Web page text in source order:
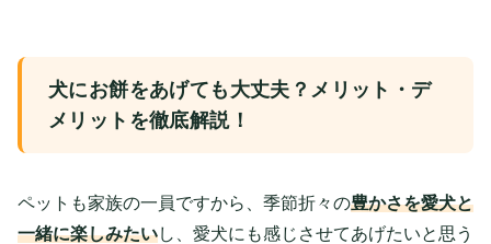
犬にお餅をあげても大丈夫？メリット・デ
メリットを徹底解説！
ペットも家族の一員ですから、季節折々の豊かさを愛犬と
一緒に楽しみたいし、愛犬にも感じさせてあげたいと思う